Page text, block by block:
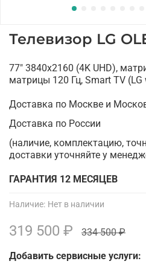
Наличие: Нет в наличии
Телевизор LG
319 500 ₽ 334 500 ₽
Добавить сервисные услуги:
77" 3840x2160 (4K UHD),
матрицы 120 Гц, Smart TV (LG
Доставка по Москве и
Доставка по России
(наличие, комплектацию,
доставки уточняйте у
ГАРАНТИЯ 12 МЕСЯЦЕВ